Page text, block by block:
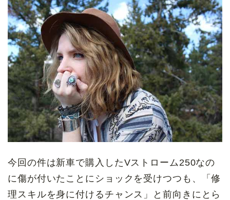
今回の件は新車で購入したVストローム250なの
に傷が付いたことにショックを受けつつも、「修
理スキルを身に付けるチャンス」と前向きにとら